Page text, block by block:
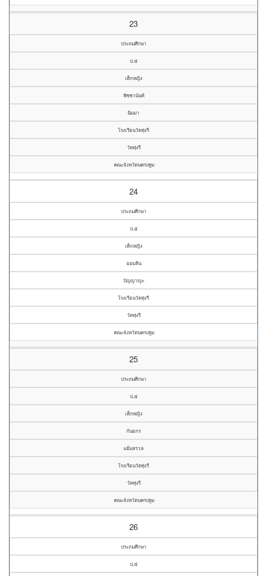
23
ประถมศึกษา
ป.๕
เด็กหญิง
พิชชานันท์
ฉิมมา
โรงเรียนวัดทุ่งรี
วัดทุ่งรี
คณะจังหวัดนครปฐม
24
ประถมศึกษา
ป.๕
เด็กหญิง
ออมสิน
ปัญญาญะ
โรงเรียนวัดทุ่งรี
วัดทุ่งรี
คณะจังหวัดนครปฐม
25
ประถมศึกษา
ป.๕
เด็กหญิง
กันยกร
แย้มสรวล
โรงเรียนวัดทุ่งรี
วัดทุ่งรี
คณะจังหวัดนครปฐม
26
ประถมศึกษา
ป.๕